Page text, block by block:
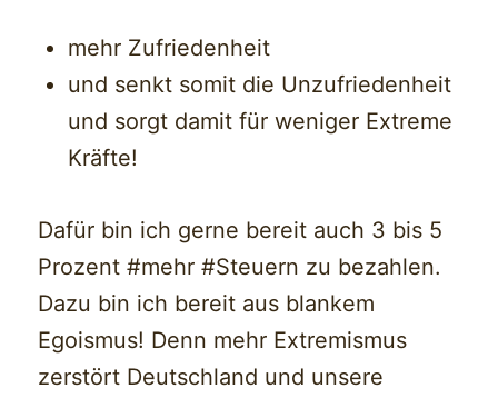
mehr Zufriedenheit
und senkt somit die Unzufriedenheit
und sorgt damit für weniger Extreme
Kräfte!
Dafür bin ich gerne bereit auch 3 bis 5
Prozent #mehr #Steuern zu bezahlen.
Dazu bin ich bereit aus blankem
Egoismus! Denn mehr Extremismus
zerstört Deutschland und unsere